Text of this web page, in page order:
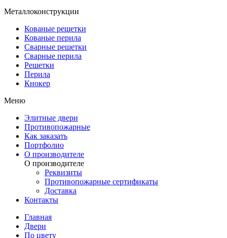
Металлоконструкции
Кованые решетки
Кованые перила
Сварные решетки
Сварные перила
Решетки
Перила
Кнокер
Меню
Элитные двери
Противопожарные
Как заказать
Портфолио
О производителе
О производителе
Реквизиты
Противопожарные сертификаты
Доставка
Контакты
Главная
Двери
По цвету